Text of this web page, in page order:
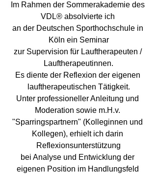
Im Rahmen der Sommerakademie des
VDL® absolvierte ich
an der Deutschen Sporthochschule in
Köln ein Seminar
zur Supervision für Lauftherapeuten /
Lauftherapeutinnen.
Es diente der Reflexion der eigenen
lauftherapeutischen Tätigkeit.
Unter professioneller Anleitung und
Moderation sowie m.H.v.
"Sparringspartnern" (Kolleginnen und
Kollegen), erhielt ich darin
Reflexionsunterstützung
bei Analyse und Entwicklung der
eigenen Position im Handlungsfeld